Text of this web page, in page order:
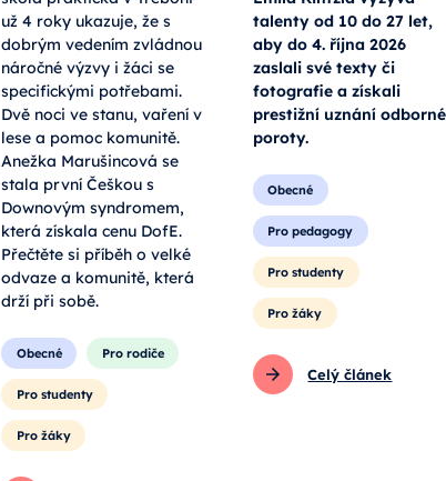
už 4 roky ukazuje, že s
dobrým vedením zvládnou
náročné výzvy i žáci se
specifickými potřebami.
Dvě noci ve stanu, vaření v
lese a pomoc komunitě.
Anežka Marušincová se
stala první Češkou s
Downovým syndromem,
která získala cenu DofE.
Přečtěte si příběh o velké
odvaze a komunitě, která
drží při sobě.
Obecné Pro rodiče
Pro studenty
Pro žáky
talenty od 10 do 27 let,
aby do 4. října 2026
zaslali své texty či
fotografie a získali
prestižní uznání odborné
poroty.
Obecné
Pro pedagogy
Pro studenty
Pro žáky
Celý článek